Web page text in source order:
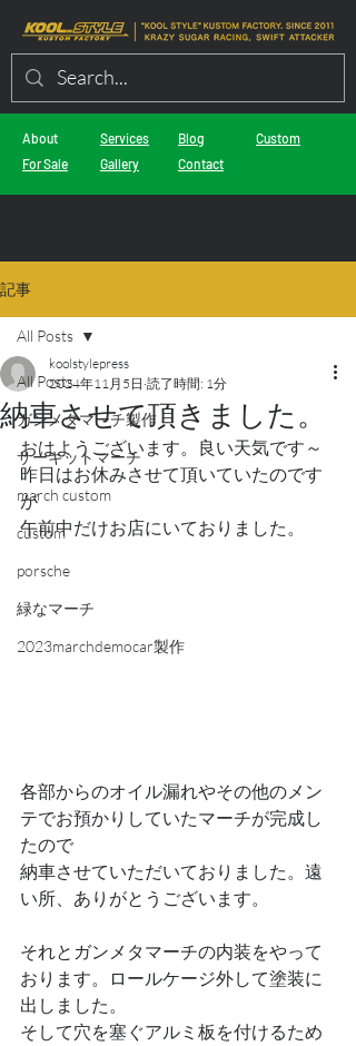
About
For Sale
Services
Gallery
Blog
Contact
Custom
記事
All Posts
ガンメタマーチ製作
サーキットマーチ
march custom
custom
porsche
緑なマーチ
2023marchdemocar製作
All Posts
納車させて頂きました。
koolstylepress
2024年11月5日 読了時間: 1分
おはようございます。良い天気です～
昨日はお休みさせて頂いていたのです
が
午前中だけお店にいておりました。
各部からのオイル漏れやその他のメン
テでお預かりしていたマーチが完成し
たので
納車させていただいておりました。遠
い所、ありがとうございます。
それとガンメタマーチの内装をやって
おります。ロールケージ外して塗装に
出しました。
そして穴を塞ぐアルミ板を付けるため